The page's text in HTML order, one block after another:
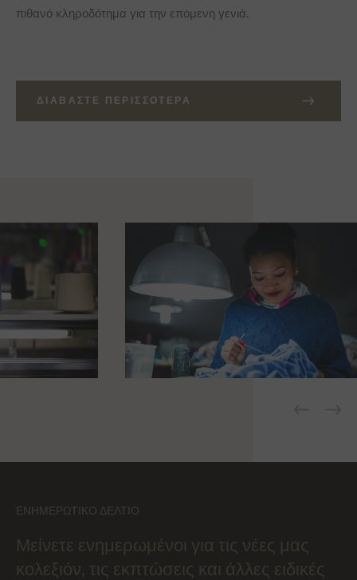
πιθανό κληροδότημα για την επόμενη γενιά.
ΔΙΑΒΆΣΤΕ ΠΕΡΙΣΣΌΤΕΡΑ
ΕΝΗΜΕΡΩΤΙΚΌ ΔΕΛΤΊΟ
Μείνετε ενημερωμένοι για τις νέες μας
κολεξιόν, τις εκπτώσεις και άλλες ειδικές